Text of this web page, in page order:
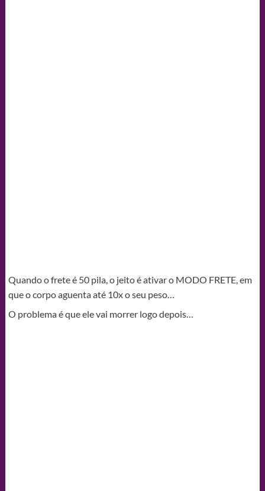
Quando o frete é 50 pila, o jeito é ativar o MODO FRETE, em
que o corpo aguenta até 10x o seu peso…
O problema é que ele vai morrer logo depois…